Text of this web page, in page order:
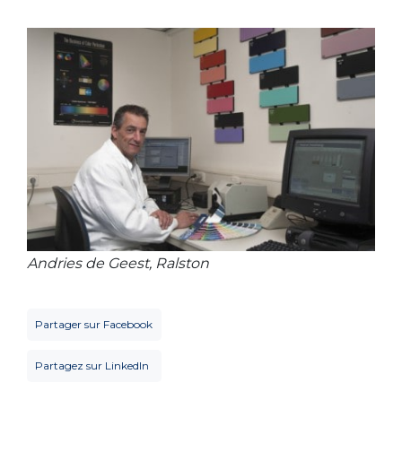
Andries de Geest, Ralston
Partager sur Facebook
Partagez sur LinkedIn